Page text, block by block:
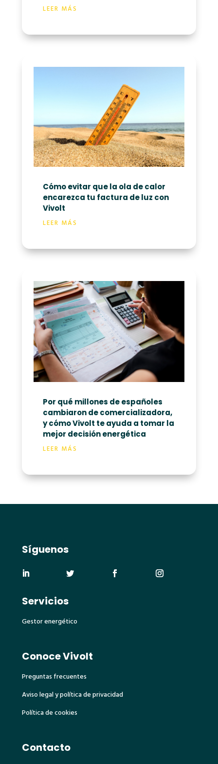
LEER MÁS
Cómo evitar que la ola de calor
encarezca tu factura de luz con
Vivolt
LEER MÁS
Por qué millones de españoles
cambiaron de comercializadora,
y cómo Vivolt te ayuda a tomar la
mejor decisión energética
LEER MÁS
Servicios
Gestor energético
Conoce Vivolt
Preguntas frecuentes
Aviso legal y política de privacidad
Política de cookies
Contacto
Síguenos